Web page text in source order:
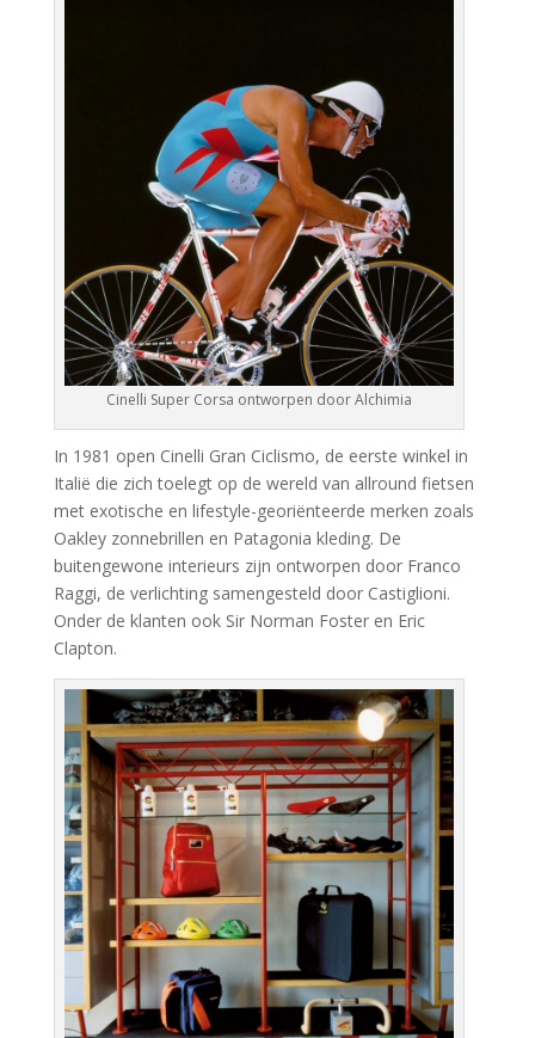
Cinelli Super Corsa ontworpen door Alchimia
In 1981 open Cinelli Gran Ciclismo, de eerste winkel in
Italië die zich toelegt op de wereld van allround fietsen
met exotische en lifestyle-georiënteerde merken zoals
Oakley zonnebrillen en Patagonia kleding. De
buitengewone interieurs zijn ontworpen door Franco
Raggi, de verlichting samengesteld door Castiglioni.
Onder de klanten ook Sir Norman Foster en Eric
Clapton.